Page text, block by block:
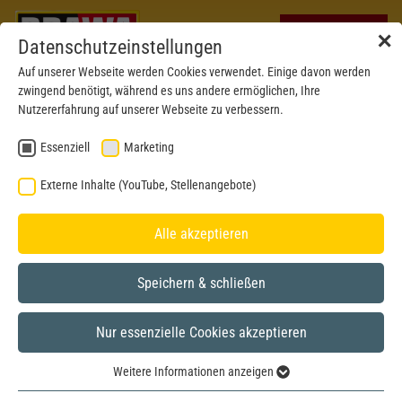
BRAWA MUSEUM
Model year 2023
✕
Datenschutzeinstellungen
Auf unserer Webseite werden Cookies verwendet. Einige davon werden
zwingend benötigt, während es uns andere ermöglichen, Ihre
Nutzererfahrung auf unserer Webseite zu verbessern.
Essenziell Marketing
Externe Inhalte (YouTube, Stellenangebote)
Alle akzeptieren
Speichern & schließen
Nur essenzielle Cookies akzeptieren
Weitere Informationen anzeigen